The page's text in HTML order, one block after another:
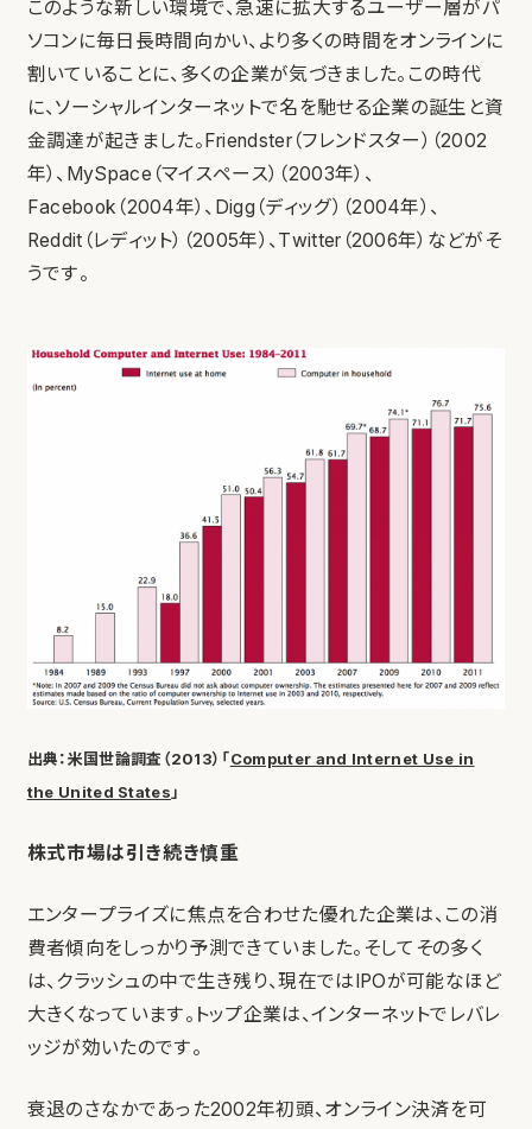
このような新しい環境で、急速に拡大するユーザー層がパ
ソコンに毎日長時間向かい、より多くの時間をオンラインに
割いていることに、多くの企業が気づきました。この時代
に、ソーシャルインターネットで名を馳せる企業の誕生と資
金調達が起きました。Friendster（フレンドスター）（2002
年）、MySpace（マイスペース）（2003年）、
Facebook（2004年）、Digg（ディッグ）（2004年）、
Reddit（レディット）（2005年）、Twitter（2006年）などがそ
うです。
出典：米国世論調査（2013）「Computer and Internet Use in
the United States 」
株式市場は引き続き慎重
エンタープライズに焦点を合わせた優れた企業は、この消
費者傾向をしっかり予測できていました。そしてその多く
は、クラッシュの中で生き残り、現在ではIPOが可能なほど
大きくなっています。トップ企業は、インターネットでレバレ
ッジが効いたのです。
衰退のさなかであった2002年初頭、オンライン決済を可